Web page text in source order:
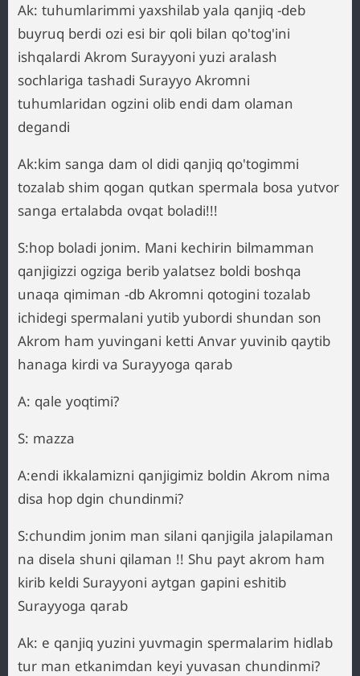
Ak: tuhumlarimmi yaxshilab yala qanjiq -deb
buyruq berdi ozi esi bir qoli bilan qo'tog'ini
ishqalardi Akrom Surayyoni yuzi aralash
sochlariga tashadi Surayyo Akromni
tuhumlaridan ogzini olib endi dam olaman
degandi
Ak:kim sanga dam ol didi qanjiq qo'togimmi
tozalab shim qogan qutkan spermala bosa yutvor
sanga ertalabda ovqat boladi!!!
S:hop boladi jonim. Mani kechirin bilmamman
qanjigizzi ogziga berib yalatsez boldi boshqa
unaqa qimiman -db Akromni qotogini tozalab
ichidegi spermalani yutib yubordi shundan son
Akrom ham yuvingani ketti Anvar yuvinib qaytib
hanaga kirdi va Surayyoga qarab
A: qale yoqtimi?
S: mazza
A:endi ikkalamizni qanjigimiz boldin Akrom nima
disa hop dgin chundinmi?
S:chundim jonim man silani qanjigila jalapilaman
na disela shuni qilaman !! Shu payt akrom ham
kirib keldi Surayyoni aytgan gapini eshitib
Surayyoga qarab
Ak: e qanjiq yuzini yuvmagin spermalarim hidlab
tur man etkanimdan keyi yuvasan chundinmi?